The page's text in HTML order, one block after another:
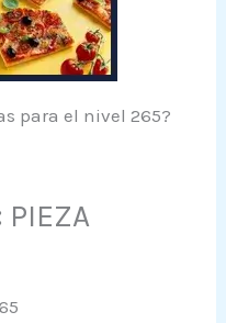
para el nivel 265?
PIEZA